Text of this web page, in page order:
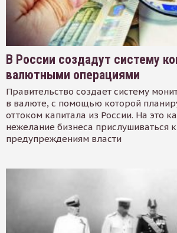
В России создадут систему
валютными операциями
Правительство создает систему
в валюте, с помощью которой
оттоком капитала из России. На это
нежелание бизнеса прислушиваться к
предупреждениям власти